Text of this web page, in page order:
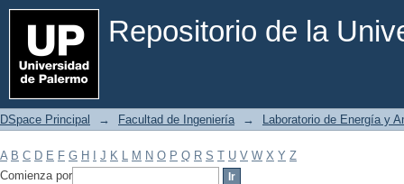
Repositorio de la
Filtrar por: Materia
DSpace Principal → Facultad de Ingeniería → Laboratorio de Energía y
A B C D E F G H J K L M N O P Q R S T U V W X Y Z
Comienza por